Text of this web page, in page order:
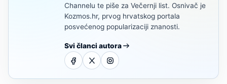
Channelu te piše za Večernji list. Osnivač je
Kozmos.hr, prvog hrvatskog portala
posvećenog popularizaciji znanosti.
Svi članci autora